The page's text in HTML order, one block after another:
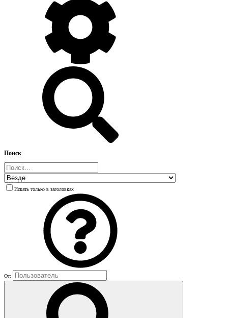
Поиск
Искать только в заголовках
От: